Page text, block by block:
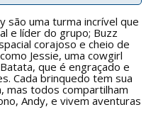
são uma turma incrível que
e líder do grupo; Buzz
corajoso e cheio de
Jessie, uma cowgirl
que é engraçado e
Cada brinquedo tem sua
mas todos compartilham
Andy, e vivem aventuras